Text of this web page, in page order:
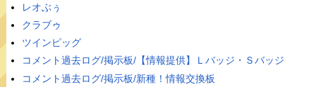
レオぶぅ
クラブゥ
ツインピッグ
コメント過去ログ/掲示板/【情報提供】Ｌバッジ・Ｓバッジ
コメント過去ログ/掲示板/新種！情報交換板